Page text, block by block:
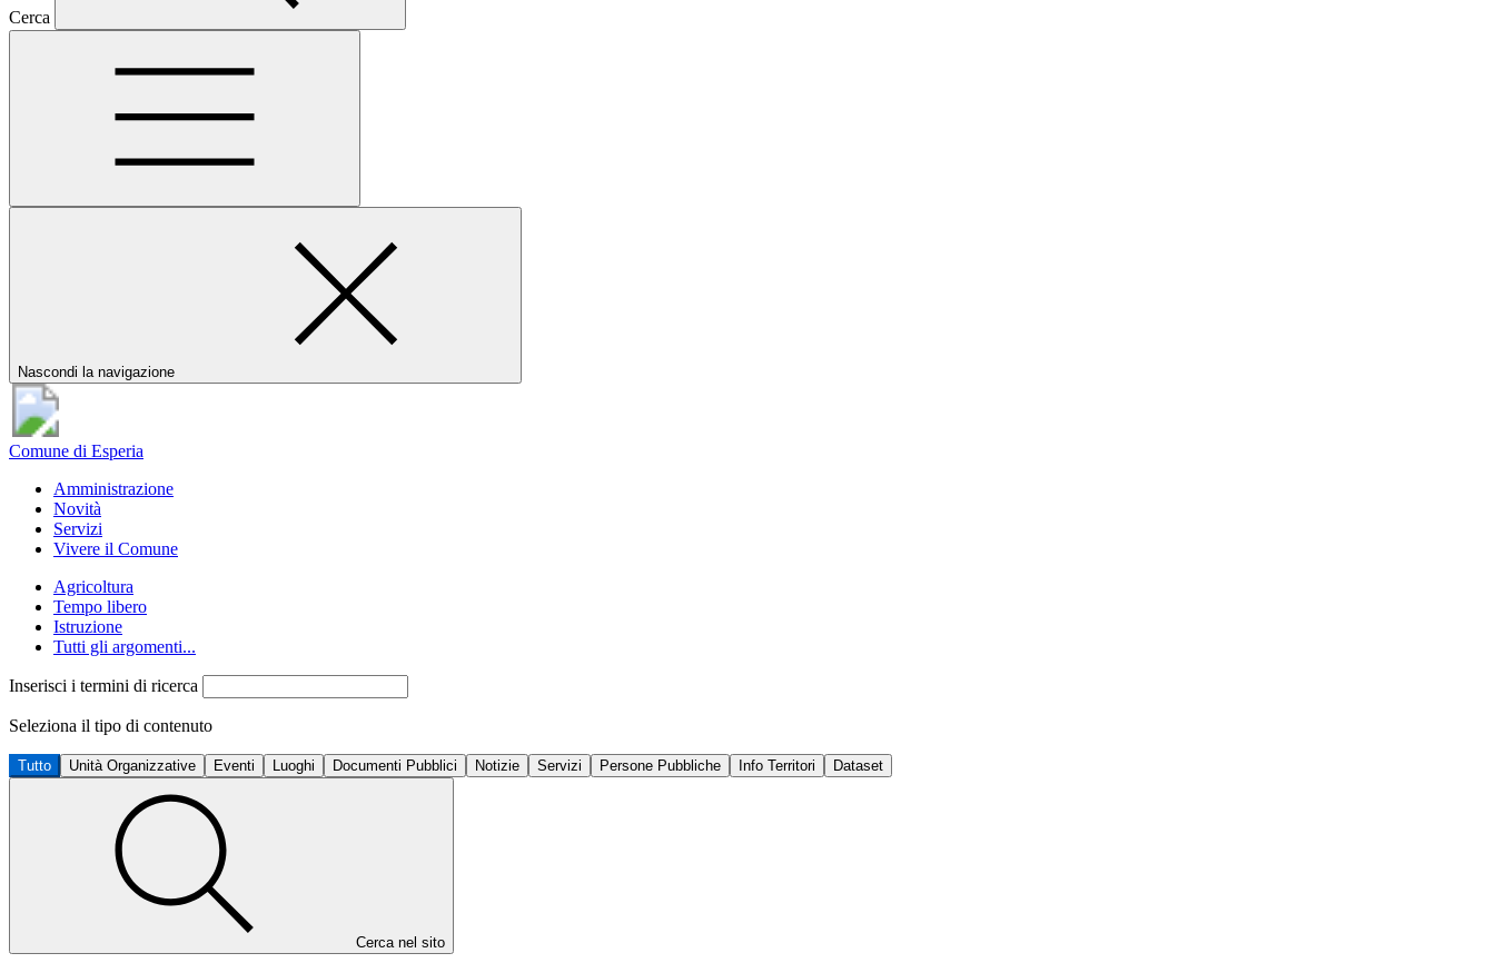
Cerca
Nascondi la navigazione
Comune di Esperia
Amministrazione
Novità
Servizi
Vivere il Comune
Agricoltura
Tempo libero
Istruzione
Tutti gli argomenti...
Inserisci i termini di ricerca
Seleziona il tipo di contenuto
Tutto Unità Organizzative Eventi Luoghi Documenti Pubblici Notizie Servizi Persone Pubbliche Info Territori Dataset
Cerca nel sito